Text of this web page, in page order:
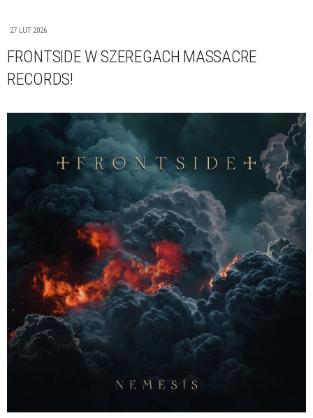
27 LUT 2026
FRONTSIDE W SZEREGACH MASSACRE
RECORDS!